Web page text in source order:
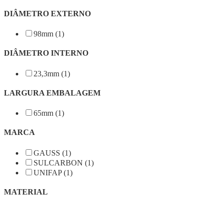
DIÂMETRO EXTERNO
98mm (1)
DIÂMETRO INTERNO
23,3mm (1)
LARGURA EMBALAGEM
65mm (1)
MARCA
GAUSS (1)
SULCARBON (1)
UNIFAP (1)
MATERIAL